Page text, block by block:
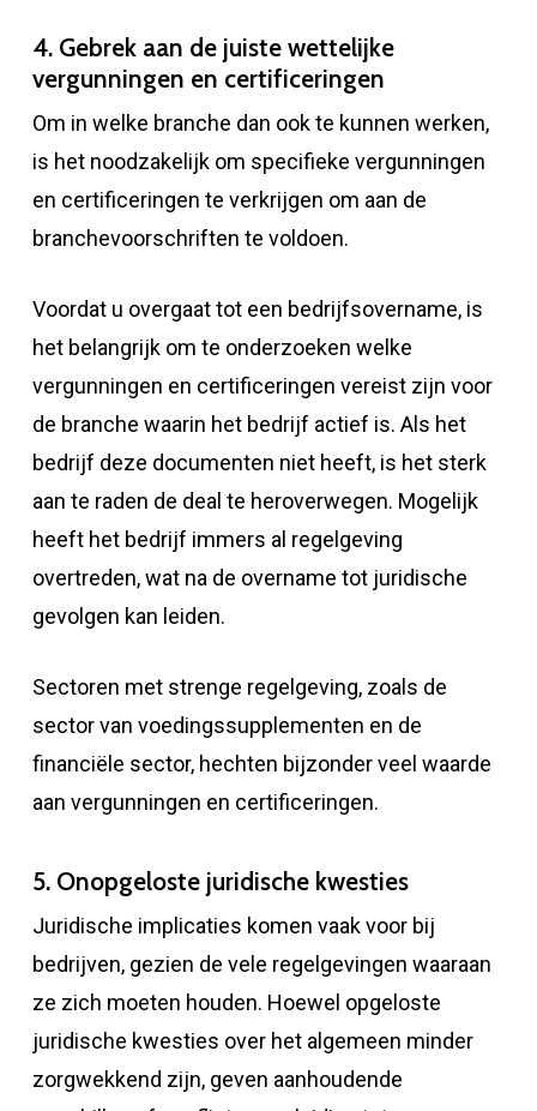
4. Gebrek aan de juiste wettelijke
vergunningen en certificeringen
Om in welke branche dan ook te kunnen werken,
is het noodzakelijk om specifieke vergunningen
en certificeringen te verkrijgen om aan de
branchevoorschriften te voldoen.
Voordat u overgaat tot een bedrijfsovername, is
het belangrijk om te onderzoeken welke
vergunningen en certificeringen vereist zijn voor
de branche waarin het bedrijf actief is. Als het
bedrijf deze documenten niet heeft, is het sterk
aan te raden de deal te heroverwegen. Mogelijk
heeft het bedrijf immers al regelgeving
overtreden, wat na de overname tot juridische
gevolgen kan leiden.
Sectoren met strenge regelgeving, zoals de
sector van voedingssupplementen en de
financiële sector, hechten bijzonder veel waarde
aan vergunningen en certificeringen.
5. Onopgeloste juridische kwesties
Juridische implicaties komen vaak voor bij
bedrijven, gezien de vele regelgevingen waaraan
ze zich moeten houden. Hoewel opgeloste
juridische kwesties over het algemeen minder
zorgwekkend zijn, geven aanhoudende